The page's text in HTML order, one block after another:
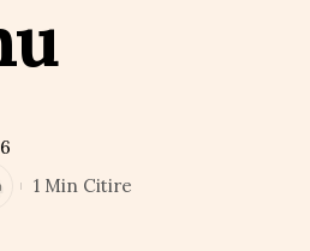
1 Min Citire